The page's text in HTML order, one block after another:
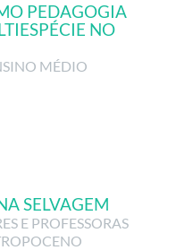
PEDAGOGIA
NO
MÉDIO
SELVAGEM
E PROFESSORAS